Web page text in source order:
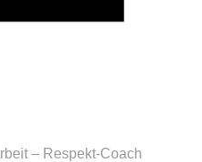
– Respekt-Coach